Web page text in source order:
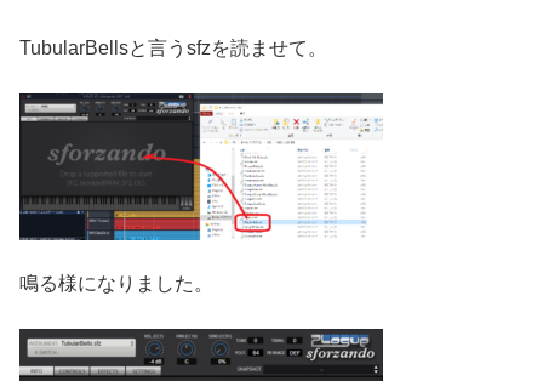
TubularBellsと言うsfzを読ませて。
鳴る様になりました。